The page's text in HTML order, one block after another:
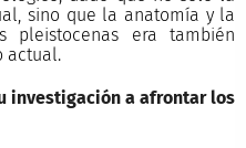
sino que la anatomía y la
pleistocenas era también
actual.
investigación a afrontar los